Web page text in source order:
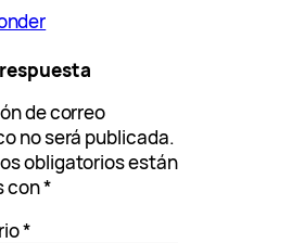
de correo
no será publicada.
obligatorios están
con*
*